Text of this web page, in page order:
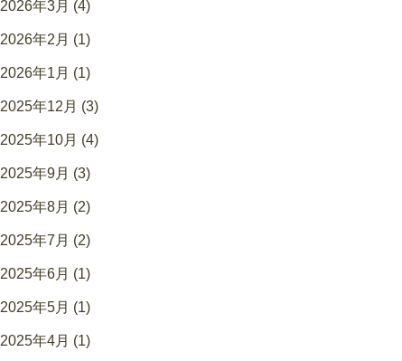
2026年3月 (4)
2026年2月 (1)
2026年1月 (1)
2025年12月 (3)
2025年10月 (4)
2025年9月 (3)
2025年8月 (2)
2025年7月 (2)
2025年6月 (1)
2025年5月 (1)
2025年4月 (1)